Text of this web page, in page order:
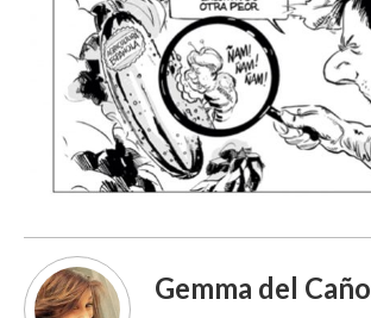
Gemma del Caño